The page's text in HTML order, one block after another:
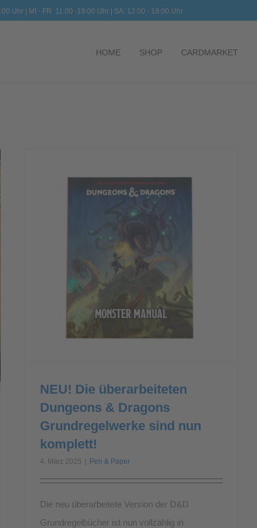
Uhr | MI - FR: 11:00 -19:00 Uhr | SA: 12:00 - 18:00 Uhr
HOME SHOP CARDMARKET
NEU! Die überarbeiteten
Dungeons & Dragons
Grundregelwerke sind nun
komplett!
4. März 2025 Pen & Paper
Die neu überarbeitete Version der D&D
Grundregelbücher ist nun vollzählig in